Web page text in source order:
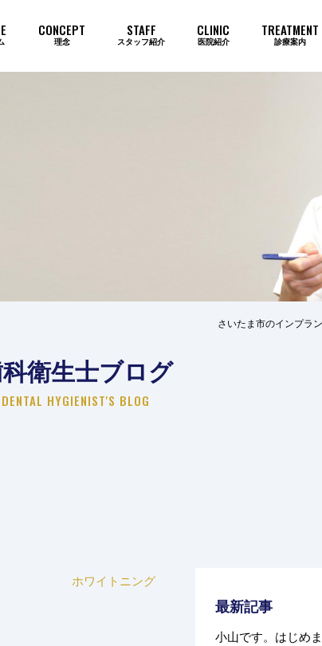
CONCEPT
理念
STAFF
スタッフ紹介
CLINIC
医院紹介
TREATMENT
診療案内
さいたま市のインプラ
衛生士ブログ
DENTAL HYGIENIST'S BLOG
ホワイトニング
最新記事
小山です。はじめ